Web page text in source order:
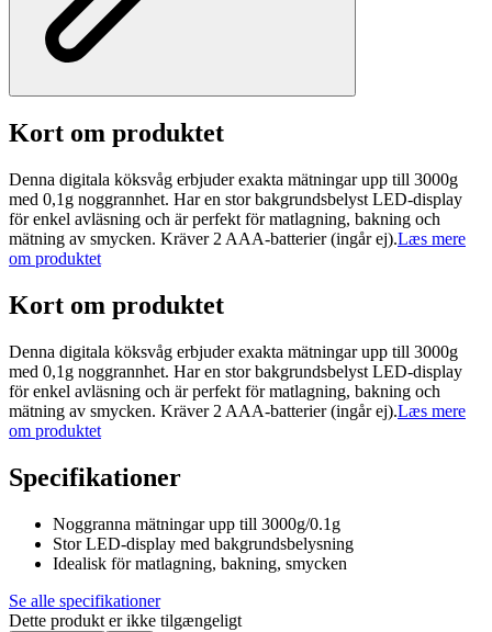
Kort om produktet
Denna digitala köksvåg erbjuder exakta mätningar upp till 3000g
med 0,1g noggrannhet. Har en stor bakgrundsbelyst LED-display
för enkel avläsning och är perfekt för matlagning, bakning och
mätning av smycken. Kräver 2 AAA-batterier (ingår ej).Læs mere
om produktet
Kort om produktet
Denna digitala köksvåg erbjuder exakta mätningar upp till 3000g
med 0,1g noggrannhet. Har en stor bakgrundsbelyst LED-display
för enkel avläsning och är perfekt för matlagning, bakning och
mätning av smycken. Kräver 2 AAA-batterier (ingår ej).Læs mere
om produktet
Specifikationer
Noggranna mätningar upp till 3000g/0.1g
Stor LED-display med bakgrundsbelysning
Idealisk för matlagning, bakning, smycken
Se alle specifikationer
Dette produkt er ikke tilgængeligt